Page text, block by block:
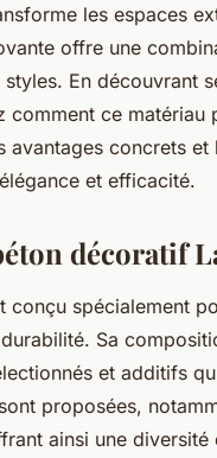
les espaces
offre une
En découvrant
comment ce
concrets
et efficacité.
décoratif
spécialement
Sa
et additifs
proposées,
ainsi une diversité